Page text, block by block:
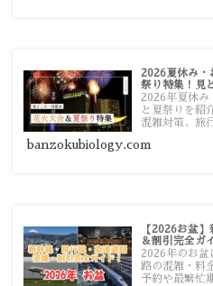
2026夏休み・
祭り特集！見
2026年夏休み
と夏祭りを紹
混雑対策、旅
banzokubiology.com
【2026お盆
＆割引完全ガ
2026年のお盆
路の混雑・料
予約や最繁忙